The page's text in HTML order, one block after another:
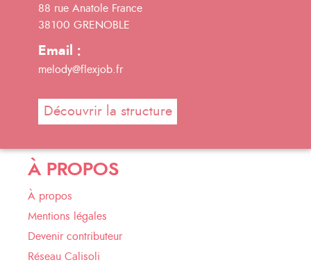
88 rue Anatole France
38100 GRENOBLE
Email :
melody@flexjob.fr
Découvrir la structure
À PROPOS
À propos
Mentions légales
Devenir contributeur
Réseau Calisoli